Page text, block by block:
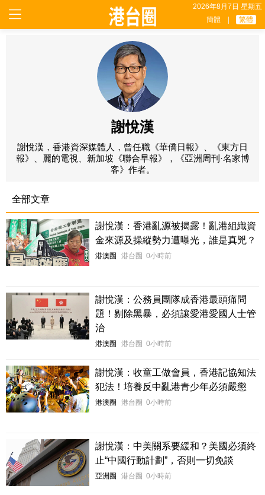
2026年8月7日 星期五
簡體
繁體
謝悅漢
謝悅漢，香港資深媒體人，曾任職《華僑日報》、《東方日
報》、麗的電視、新加坡《聯合早報》，《亞洲周刊·名家博
客》作者。
全部文章
謝悅漢：香港亂源被揭露！亂港組織資
金來源及操縱勢力遭曝光，誰是真兇？
港澳圈 港台圈 0小時前
謝悅漢：公務員團隊成香港最頭痛問
題！剔除黑暴，必須讓愛港愛國人士管
治
港澳圈 港台圈 0小時前
謝悅漢：收童工做會員，香港記協知法
犯法！培養反中亂港青少年必須嚴懲
港澳圈 港台圈 0小時前
謝悅漢：中美關系要緩和？美國必須終
止“中國行動計劃”，否則一切免談
亞洲圈 港台圈 0小時前